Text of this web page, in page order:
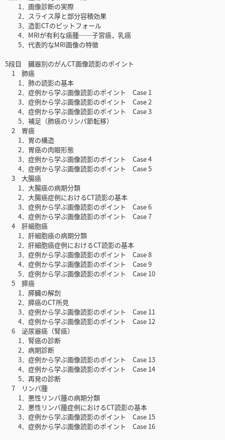
1．画像診断の実際
2．スライス厚と部分容積効果
3．造影CTのピットフォール
4．MRIが有利な癌腫──子宮癌，乳癌
5．代表的なMRI画像の特徴
5段目 臓器別のがんCT画像読影のポイント
1 肺癌
1．肺の読影の基本
2．症例から学ぶ画像読影のポイント Case 1
3．症例から学ぶ画像読影のポイント Case 2
4．症例から学ぶ画像読影のポイント Case 3
5．補足（肺癌のリンパ節転移）
2 胃癌
1．胃の構造
2．胃癌の肉眼形態
3．症例から学ぶ画像読影のポイント Case 4
4．症例から学ぶ画像読影のポイント Case 5
3 大腸癌
1．大腸癌の病期分類
2．大腸癌症例におけるCT読影の基本
3．症例から学ぶ画像読影のポイント Case 6
4．症例から学ぶ画像読影のポイント Case 7
4 肝細胞癌
1．肝細胞癌の病期分類
2．肝細胞癌症例におけるCT読影の基本
3．症例から学ぶ画像読影のポイント Case 8
4．症例から学ぶ画像読影のポイント Case 9
5．症例から学ぶ画像読影のポイント Case 10
5 膵癌
1．膵臓の解剖
2．膵癌のCT所見
3．症例から学ぶ画像読影のポイント Case 11
4．症例から学ぶ画像読影のポイント Case 12
6 泌尿器癌（腎癌）
1．腎癌の診断
2．病期診断
3．症例から学ぶ画像読影のポイント Case 13
4．症例から学ぶ画像読影のポイント Case 14
5．再発の診断
7 リンパ腫
1．悪性リンパ腫の病期分類
2．悪性リンパ腫症例におけるCT読影の基本
3．症例から学ぶ画像読影のポイント Case 15
4．症例から学ぶ画像読影のポイント Case 16